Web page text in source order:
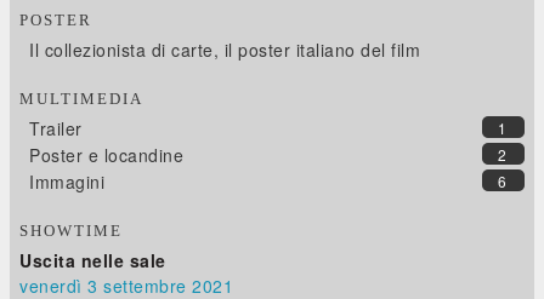
POSTER
Il collezionista di carte, il poster italiano del film
MULTIMEDIA
1
Trailer
2
Poster e locandine
6
Immagini
SHOWTIME
Uscita nelle sale
venerdì 3 settembre 2021